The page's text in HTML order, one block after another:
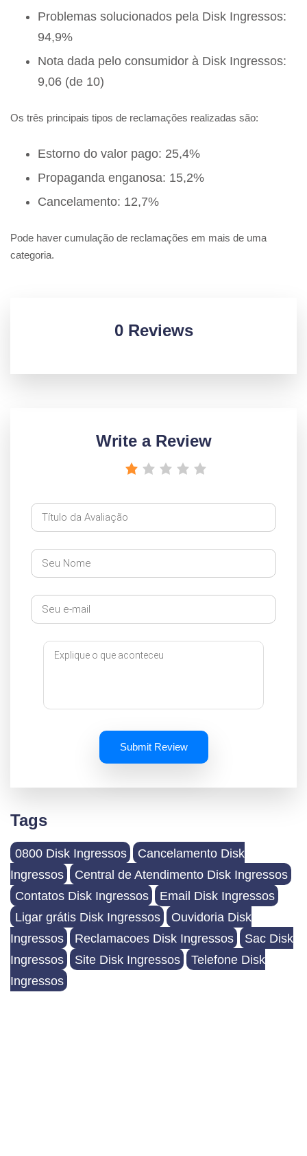
Problemas solucionados pela Disk Ingressos:
94,9%
Nota dada pelo consumidor à Disk Ingressos:
9,06 (de 10)
Os três principais tipos de reclamações realizadas são:
Estorno do valor pago: 25,4%
Propaganda enganosa: 15,2%
Cancelamento: 12,7%
Pode haver cumulação de reclamações em mais de uma
categoria.
0 Reviews
Write a Review
Submit Review
Tags
0800 Disk Ingressos
Cancelamento Disk
Ingressos
Central de Atendimento Disk Ingressos
Contatos Disk Ingressos
Email Disk Ingressos
Ligar grátis Disk Ingressos
Ouvidoria Disk
Ingressos
Reclamacoes Disk Ingressos
Sac Disk
Ingressos
Site Disk Ingressos
Telefone Disk
Ingressos